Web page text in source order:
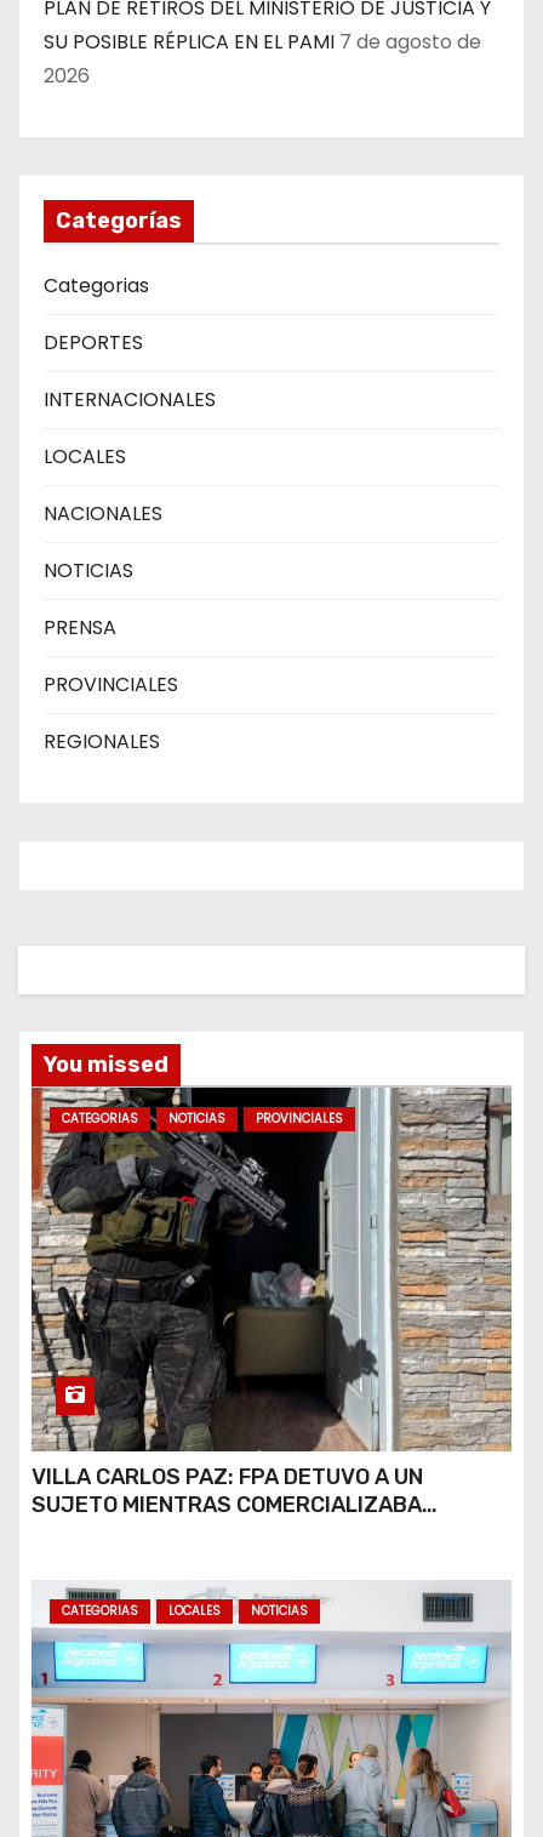
PLAN DE RETIROS DEL MINISTERIO DE JUSTICIA Y
SU POSIBLE RÉPLICA EN EL PAMI 7 de agosto de
2026
Categorías
Categorias
DEPORTES
INTERNACIONALES
LOCALES
NACIONALES
NOTICIAS
PRENSA
PROVINCIALES
REGIONALES
You missed
CATEGORIAS NOTICIAS PROVINCIALES
VILLA CARLOS PAZ: FPA DETUVO A UN
SUJETO MIENTRAS COMERCIALIZABA
CATEGORIAS LOCALES NOTICIAS